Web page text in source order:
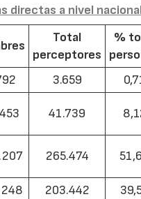
directas a nivel
Total
perceptores
%
3.659
41.739
265.474
203.442